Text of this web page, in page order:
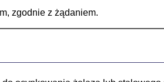
zgodnie z żądaniem.